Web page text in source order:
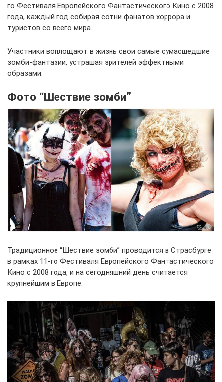
го Фестиваля Европейского Фантастического Кино с 2008
года, каждый год собирая сотни фанатов хоррора и
туристов со всего мира.
Участники воплощают в жизнь свои самые сумасшедшие
зомби-фантазии, устрашая зрителей эффектными
образами.
Фото “Шествие зомби”
Традиционное “Шествие зомби” проводится в Страсбурге
в рамках 11-го Фестиваля Европейского Фантастического
Кино с 2008 года, и на сегодняшний день считается
крупнейшим в Европе.